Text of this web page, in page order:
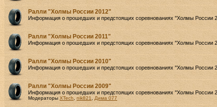
Ралли "Холмы России 2012"
Информация о прошедших и предстоящих соревнованиях "Холмы России
Ралли "Холмы России 2011"
Информация о прошедших и предстоящих соревнованиях "Холмы России
Ралли "Холмы России 2010"
Информация о прошедших и предстоящих соревнованиях "Холмы России
Ралли "Холмы России 2009"
Информация о прошедших и предстоящих соревнованиях "Холмы России
Модераторы XTech nik821 Дима 077